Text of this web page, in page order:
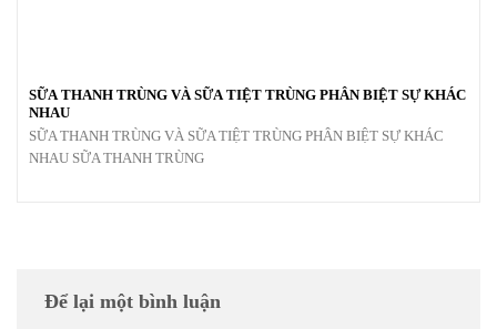
SỮA THANH TRÙNG VÀ SỮA TIỆT TRÙNG PHÂN BIỆT SỰ KHÁC
NHAU
SỮA THANH TRÙNG VÀ SỮA TIỆT TRÙNG PHÂN BIỆT SỰ KHÁC
NHAU SỮA THANH TRÙNG
Để lại một bình luận